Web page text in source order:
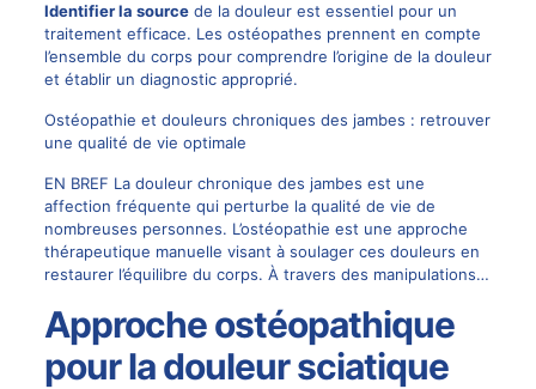
Identifier la sourcede la douleur est essentiel pour un
traitement efficace. Les ostéopathes prennent en compte
l’ensemble du corps pour comprendre l’origine de la douleur
et établir un diagnostic approprié.
Ostéopathie et douleurs chroniques des jambes : retrouver
une qualité de vie optimale
EN BREF La douleur chronique des jambes est une
affection fréquente qui perturbe la qualité de vie de
nombreuses personnes. L’ostéopathie est une approche
thérapeutique manuelle visant à soulager ces douleurs en
restaurer l’équilibre du corps. À travers des manipulations…
Approche ostéopathique
pour la douleur sciatique